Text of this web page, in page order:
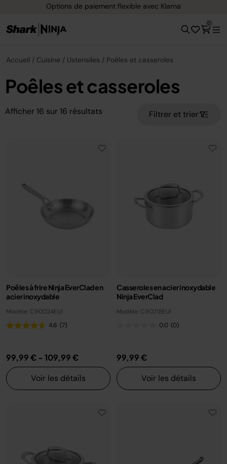
Options de paiement flexible avec Klarna
0
Accueil Cuisine Ustensiles Poêles et casseroles
Poêles et casseroles
Afficher 16 sur 16 résultats Filtrer et trier
Poêles à frire Ninja EverClad en
acier inoxydable
Modèle: C90024EUI
4.6 (7)
99,99 €- 109,99 €
Voir les détails
Casseroles en acier inoxydable
Ninja EverClad
Modèle: C90218EUI
0.0 (0)
99,99 €
Voir les détails